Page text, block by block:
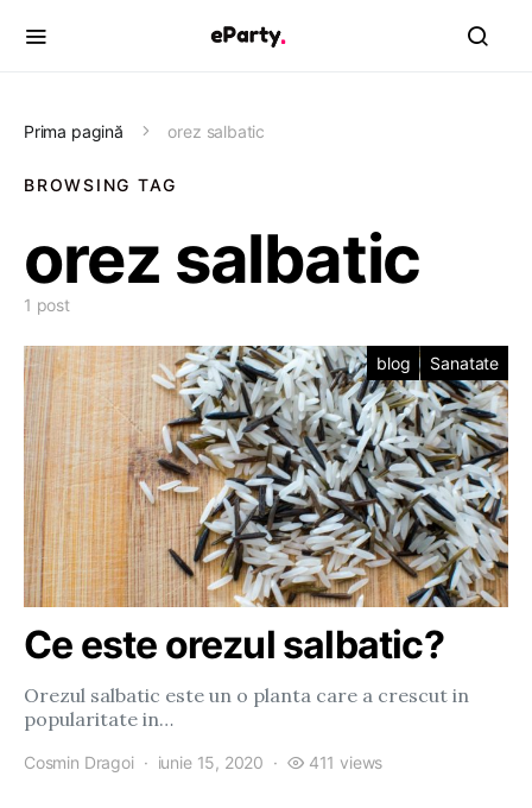
Prima pagină orez salbatic
BROWSING TAG
orez salbatic
1 post
blog Sanatate
Ce este orezul salbatic?
Orezul salbatic este un o planta care a crescut in
popularitate in…
Cosmin Dragoi iunie 15, 2020 411 views